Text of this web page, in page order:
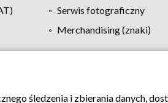
Serwis fotograficzny
Merchandising (znaki)
Pomoc Biuro reklamy
śledzenia i zbierania danych,